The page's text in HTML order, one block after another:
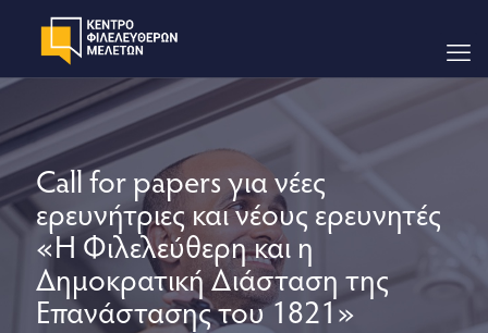
Call for papers για νέες
ερευνήτριες και νέους ερευνητές
«Η Φιλελεύθερη και η
Δημοκρατική Διάσταση της
Επανάστασης του 1821»